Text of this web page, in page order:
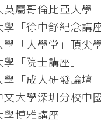
屬哥倫比亞大學
「徐中舒紀念講座
學「大學堂」頂
「院士講座」
「成大研發論壇
大學深圳分校中
博雅講座